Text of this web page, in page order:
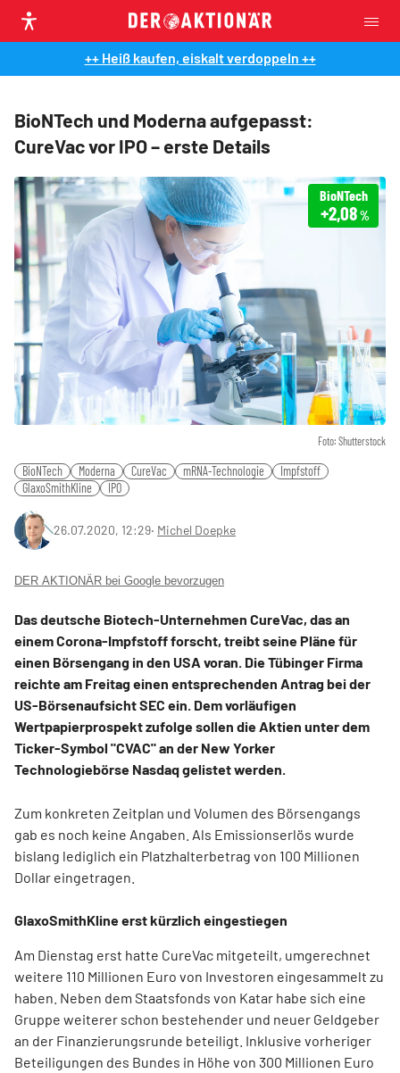
++ Heiß kaufen, eiskalt verdoppeln ++
BioNTech und Moderna aufgepasst:
CureVac vor IPO – erste Details
Foto: Shutterstock
BioNTech
+2,08%
BioNTech Moderna CureVac mRNA-Technologie
Impfstoff
GlaxoSmithKline
IPO
26.07.2020, 12:29‧ Michel Doepke
DER AKTIONÄR bei Google bevorzugen
Das deutsche Biotech-Unternehmen CureVac, das an
einem Corona-Impfstoff forscht, treibt seine Pläne für
einen Börsengang in den USA voran. Die Tübinger Firma
reichte am Freitag einen entsprechenden Antrag bei der
US-Börsenaufsicht SEC ein. Dem vorläufigen
Wertpapierprospekt zufolge sollen die Aktien unter dem
Ticker-Symbol "CVAC" an der New Yorker
Technologiebörse Nasdaq gelistet werden.
Zum konkreten Zeitplan und Volumen des Börsengangs
gab es noch keine Angaben. Als Emissionserlös wurde
bislang lediglich ein Platzhalterbetrag von 100 Millionen
Dollar eingetragen.
GlaxoSmithKline erst kürzlich eingestiegen
Am Dienstag erst hatte CureVac mitgeteilt, umgerechnet
weitere 110 Millionen Euro von Investoren eingesammelt zu
haben. Neben dem Staatsfonds von Katar habe sich eine
Gruppe weiterer schon bestehender und neuer Geldgeber
an der Finanzierungsrunde beteiligt. Inklusive vorheriger
Beteiligungen des Bundes in Höhe von 300 Millionen Euro